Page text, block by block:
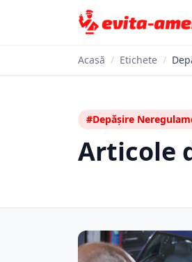
Acasă / Etichete /
#Depășire
Articole